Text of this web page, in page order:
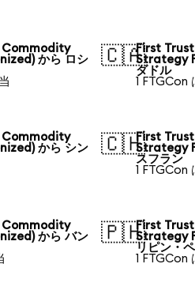
Commodity
から ロシ
🇨🇦First
Strategy
ダドル
1 FTGCon
から シン
🇨🇭First
Strategy
スフラン
1 FTGCon
から バン
🇵🇭First
Strategy
リピン・
1 FTGCon